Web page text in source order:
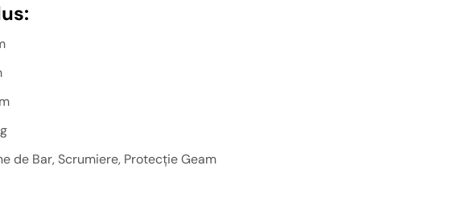
de Bar, Scrumiere, Protecție Geam